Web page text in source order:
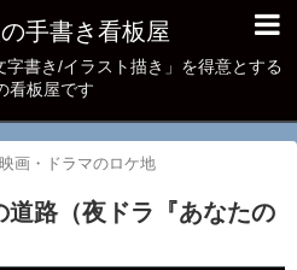
手書き看板屋
字書き/イラスト描き」を得意とする
看板屋です
映画・ドラマのロケ地
道路（夜ドラ『あなたの